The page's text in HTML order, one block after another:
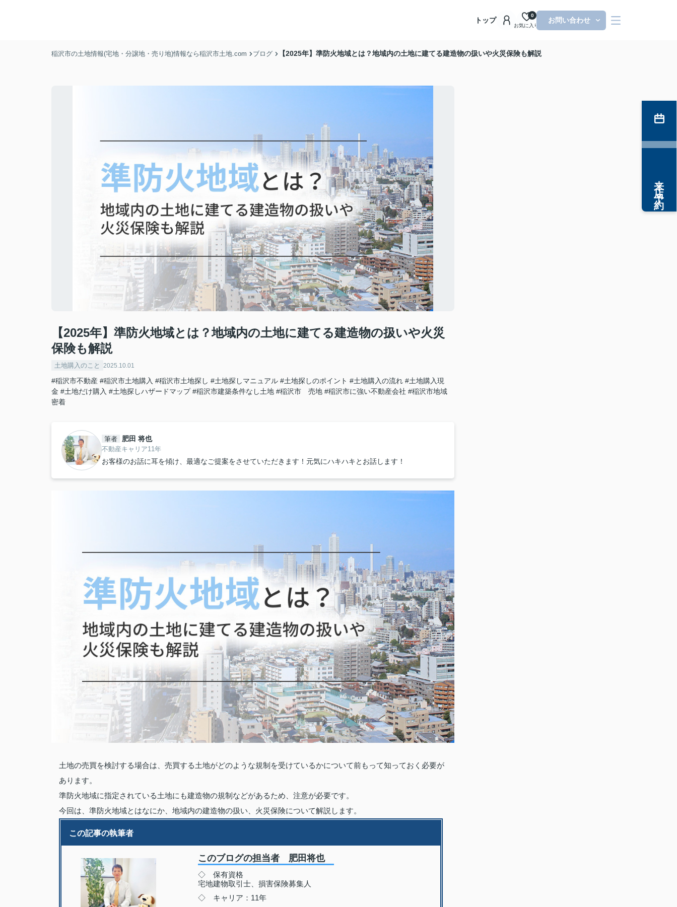
トップ
お気に入り
0
お問い合わせ
稲沢市の土地情報(宅地・分譲地・売り地)情報なら稲沢市土地.com ブログ 【2025年】準防火地域とは？地域内の土地に建てる建造物の扱いや火災保険も解説
【2025年】準防火地域とは？地域内の土地に建てる建造物の扱いや火災
保険も解説
土地購入のこと 2025.10.01
#稲沢市不動産 #稲沢市土地購入 #稲沢市土地探し #土地探しマニュアル #土地探しのポイント #土地購入の流れ #土地購入現
金 #土地だけ購入 #土地探しハザードマップ #稲沢市建築条件なし土地 #稲沢市 売地 #稲沢市に強い不動産会社 #稲沢市地域
密着
筆者 肥田 将也
不動産キャリア11年
お客様のお話に耳を傾け、最適なご提案をさせていただきます！元気にハキハキとお話します！
土地の売買を検討する場合は、売買する土地がどのような規制を受けているかについて前もって知っておく必要が
あります。
準防火地域に指定されている土地にも建造物の規制などがあるため、注意が必要です。
今回は、準防火地域とはなにか、地域内の建造物の扱い、火災保険について解説します。
この記事の執筆者
このブログの担当者 肥田将也
◇ 保有資格
宅地建物取引士、損害保険募集人
◇ キャリア：11年
来店予約